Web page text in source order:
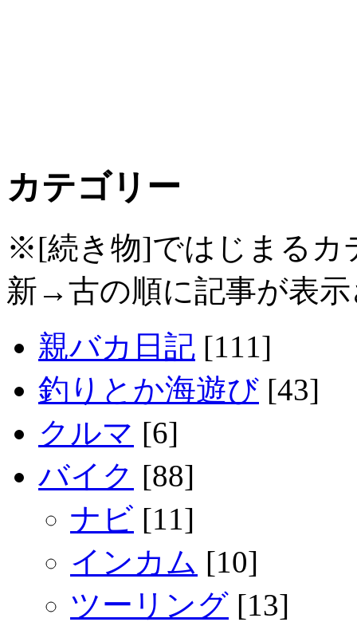
カテゴリー
※[続き物]ではじまるカ
新→古の順に記事が表
親バカ日記 [111]
釣りとか海遊び [43]
クルマ [6]
バイク [88]
ナビ [11]
インカム [10]
ツーリング [13]